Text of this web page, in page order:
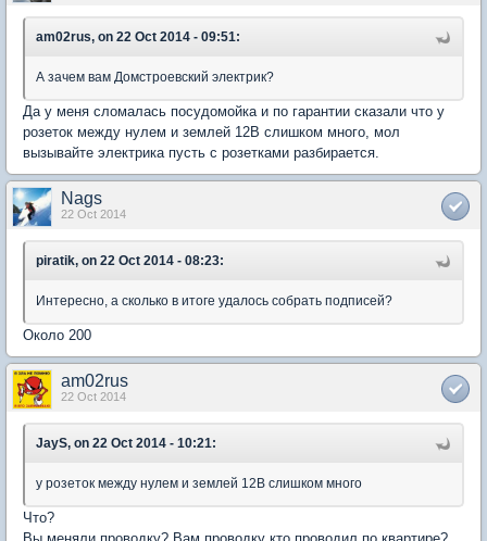
am02rus, on 22 Oct 2014 - 09:51:
А зачем вам Домстроевский электрик?
Да у меня сломалась посудомойка и по гарантии сказали что у
розеток между нулем и землей 12В слишком много, мол
вызывайте электрика пусть с розетками разбирается.
Nags
22 Oct 2014
piratik, on 22 Oct 2014 - 08:23:
Интересно, а сколько в итоге удалось собрать подписей?
Около 200
am02rus
22 Oct 2014
JayS, on 22 Oct 2014 - 10:21:
у розеток между нулем и землей 12В слишком много
Что?